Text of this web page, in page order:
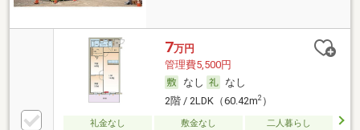
7万円
管理費5,500円
なし
なし
2階 / 2LDK（60.42m2）
礼金なし 敷金なし
二人暮らし